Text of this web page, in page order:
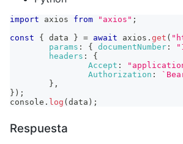
import axios from "axios" ;
const
{ data } = await axios . get (
params : { documentNumber :
headers :
{
Accept :
Authorization : `
} ,
} ) ;
console . log ( data ) ;
Respuesta